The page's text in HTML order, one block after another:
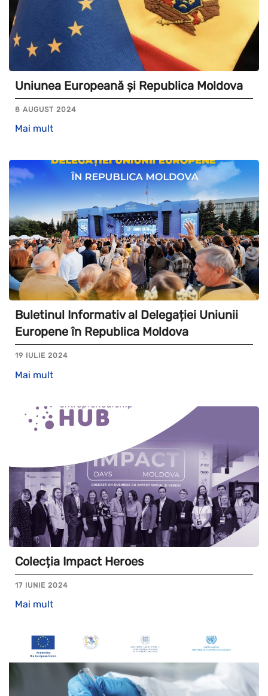
Uniunea Europeană și Republica Moldova
8 AUGUST 2024
Mai mult
Buletinul Informativ al Delegației Uniunii
Europene în Republica Moldova
19 IULIE 2024
Mai mult
Colecția Impact Heroes
17 IUNIE 2024
Mai mult